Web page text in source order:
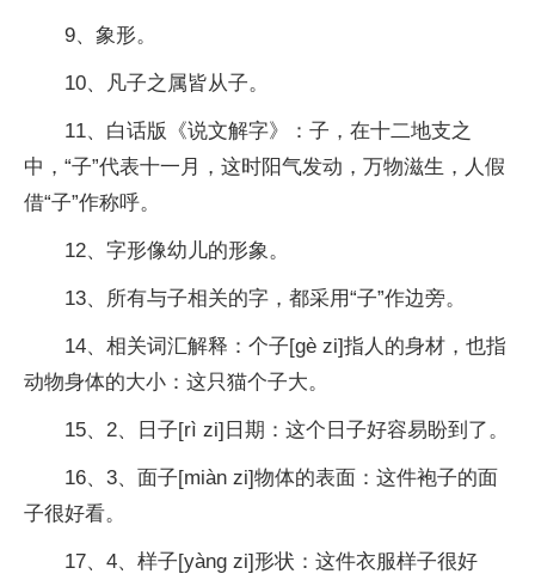
9、象形。
10、凡子之属皆从子。
11、白话版《说文解字》：子，在十二地支之
中，“子”代表十一月，这时阳气发动，万物滋生，人假
借“子”作称呼。
12、字形像幼儿的形象。
13、所有与子相关的字，都采用“子”作边旁。
14、相关词汇解释：个子[gè zi]指人的身材，也指
动物身体的大小：这只猫个子大。
15、2、日子[rì zi]日期：这个日子好容易盼到了。
16、3、面子[miàn zi]物体的表面：这件袍子的面
子很好看。
17、4、样子[yàng zi]形状：这件衣服样子很好